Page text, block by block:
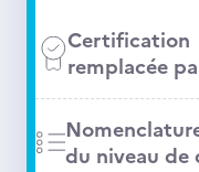
Certification
remplacée
du niveau